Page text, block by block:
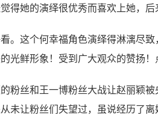
得她的演绎很优秀而喜欢上她，
。这个何幸福角色演绎得淋漓尽
光鲜形象！受到广大观众的赞扬！
粉丝和王一博粉丝大战让赵丽颖
未让粉丝们失望过，虽说经历了